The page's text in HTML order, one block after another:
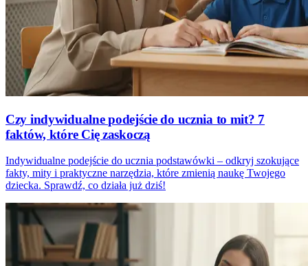
Czy indywidualne podejście do ucznia to mit? 7
faktów, które Cię zaskoczą
Indywidualne podejście do ucznia podstawówki – odkryj szokujące
fakty, mity i praktyczne narzędzia, które zmienią naukę Twojego
dziecka. Sprawdź, co działa już dziś!